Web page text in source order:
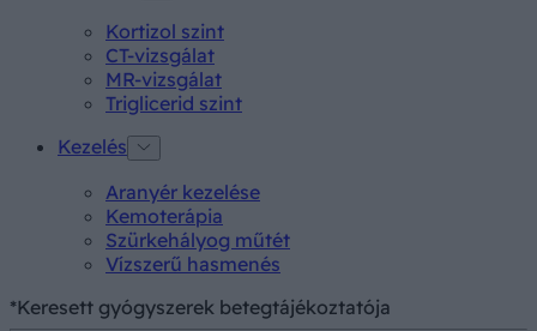
Kortizol szint
CT-vizsgálat
MR-vizsgálat
Triglicerid szint
Kezelés
Aranyér kezelése
Kemoterápia
Szürkehályog műtét
Vízszerű hasmenés
*Keresett gyógyszerek betegtájékoztatója